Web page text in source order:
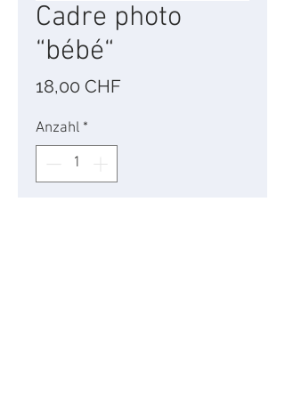
Cadre photo
“bébé“
18,00 CHF
Anzahl *